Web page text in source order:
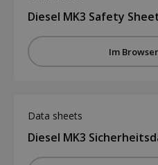
Diesel MK3 Safety
Im
Data sheets
Diesel MK3